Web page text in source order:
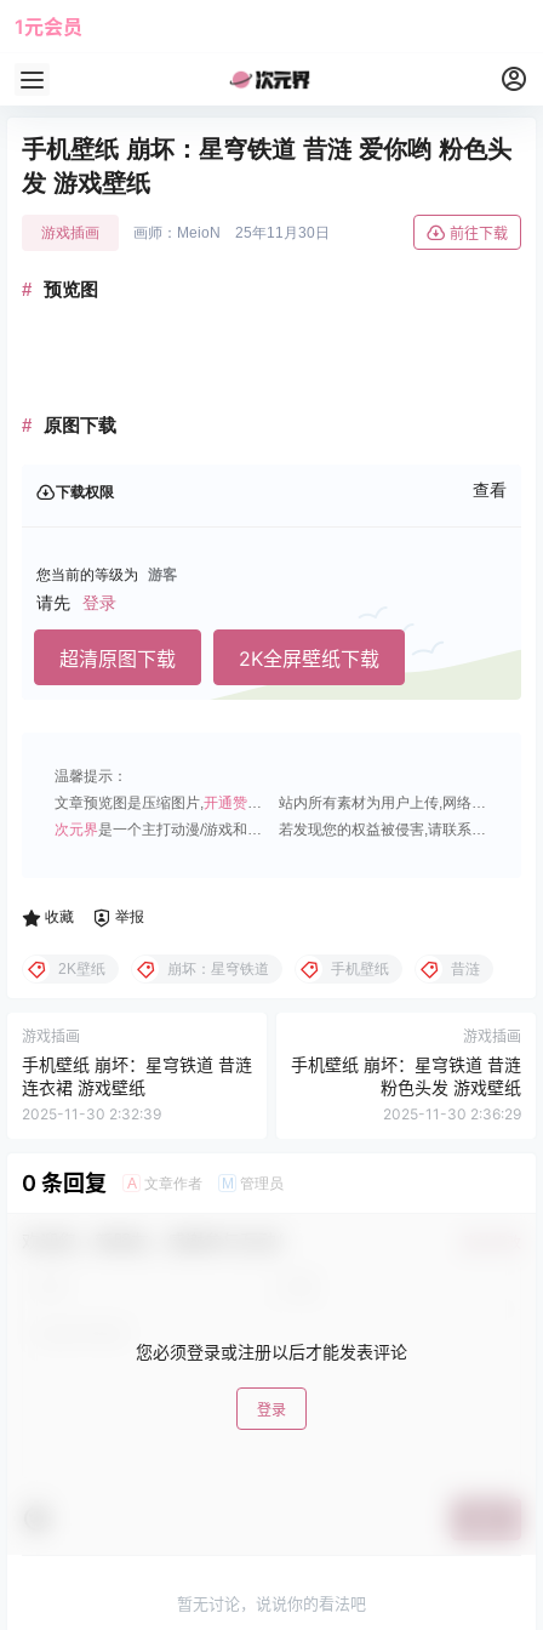
1元会员
手机壁纸 崩坏：星穹铁道 昔涟 爱你哟 粉色头
发 游戏壁纸
游戏插画 画师：MeioN 25年11月30日 前往下载
预览图
原图下载
下载权限 查看
您当前的等级为 游客
请先 登录
超清原图下载 2K全屏壁纸下载
温馨提示：
文章预览图是压缩图片,开通赞助会员 可免费下载超清原图;
站内所有素材为用户上传,网络分享或原创,请勿用于商业用途;
次元界是一个主打动漫/游戏和虚拟偶像角色的插画壁纸平台; 若发现您的权益被侵害,请联系QQ1815919191,我们尽快处理.
收藏 举报
2K壁纸 崩坏：星穹铁道 手机壁纸 昔涟
游戏插画
手机壁纸 崩坏：星穹铁道 昔涟
连衣裙 游戏壁纸
2025-11-30 2:32:39
游戏插画
手机壁纸 崩坏：星穹铁道 昔涟
粉色头发 游戏壁纸
2025-11-30 2:36:29
0 条回复 A 文章作者 M 管理员
您必须登录或注册以后才能发表评论
登录
暂无讨论，说说你的看法吧